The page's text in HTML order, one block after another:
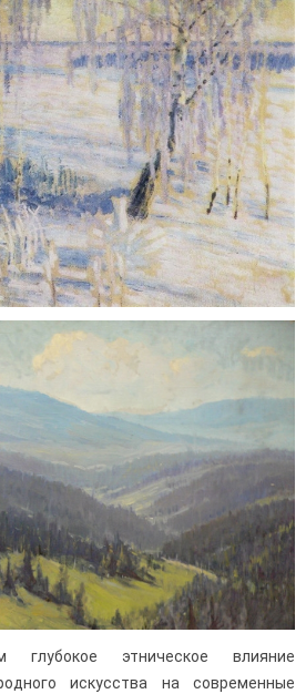
этническое влияние
искусства на современные